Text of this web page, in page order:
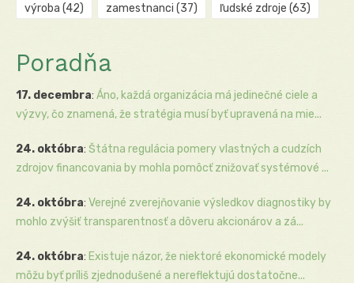
výroba (42) zamestnanci (37) ľudské zdroje (63)
Poradňa
17. decembra: Áno, každá organizácia má jedinečné ciele a
výzvy, čo znamená, že stratégia musí byť upravená na mie...
24. októbra: Štátna regulácia pomery vlastných a cudzích
zdrojov financovania by mohla pomôcť znižovať systémové ...
24. októbra: Verejné zverejňovanie výsledkov diagnostiky by
mohlo zvýšiť transparentnosť a dôveru akcionárov a zá...
24. októbra: Existuje názor, že niektoré ekonomické modely
môžu byť príliš zjednodušené a nereflektujú dostatočne...